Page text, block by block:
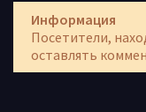
Информация
Посетители,
оставлять